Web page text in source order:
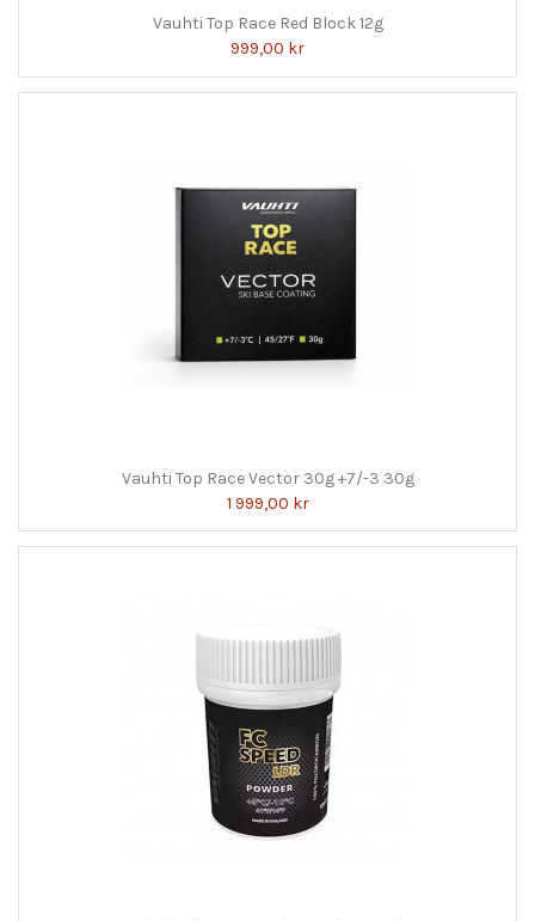
Vauhti Top Race Red Block 12g
999,00 kr
Vauhti Top Race Vector 30g +7/-3 30g
1 999,00 kr